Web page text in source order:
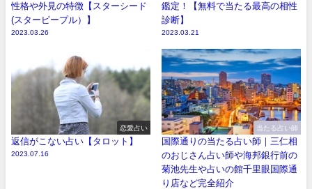
性格や外見の特徴【スターシード
(スターピープル）】
2023.03.26
鑑定！【無料で当たる最高の相性
診断】
2023.03.21
恋愛占い
返信がこない占い【タロット】
2023.07.16
当たる占い師
国際通りの当たる占い師｜三仁相
のおじさん占い師や海邦銀行前の
菊池先生や占いの館千里眼国際通
り店など完全紹介